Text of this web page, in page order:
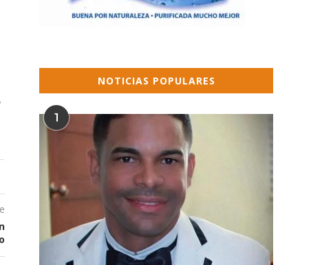
NOTICIAS POPULARES
1